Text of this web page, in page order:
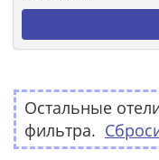
Остальные
фильтра.